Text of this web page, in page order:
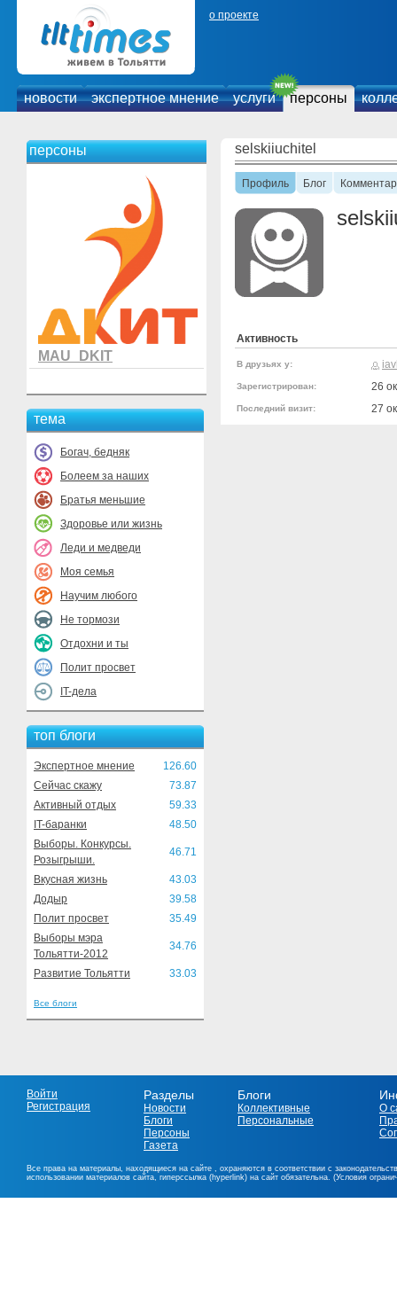
о проекте
новости экспертное мнение услуги персоны
персоны
MAU_DKIT
тема
Богач, бедняк
Болеем за наших
Братья меньшие
Здоровье или жизнь
Леди и медведи
Моя семья
Научим любого
Не тормози
Отдохни и ты
Полит просвет
IT-дела
топ блоги
Экспертное мнение
126.60
Сейчас скажу
73.87
Активный отдых
59.33
IT-баранки
48.50
Выборы. Конкурсы.
Розыгрыши.
46.71
Вкусная жизнь
43.03
Додыр
39.58
Полит просвет
35.49
Выборы мэра
Тольятти-2012
34.76
Развитие Тольятти 33.03
Все блоги
selskiiuchitel
Профиль Блог
Активность
В друзьях у:
Зарегистрирован: 26
Последний визит: 27
Войти
Регистрация
Разделы
Новости
Блоги
Персоны
Газета
Блоги
Коллективные
Персональные
О
Все права на материалы, находящиеся на сайте , охраняются в соответствии с
использовании материалов сайта, гиперссылка (hyperlink) на сайт обязательна. (Условия